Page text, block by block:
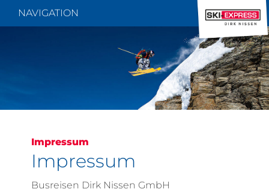
NAVIGATION
Impressum
Impressum
Busreisen Dirk Nissen GmbH